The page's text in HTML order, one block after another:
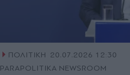
ΠΟΛΙΤΙΚΗ
20.07.2026 12:30
PARAPOLITIKA NEWSROOM